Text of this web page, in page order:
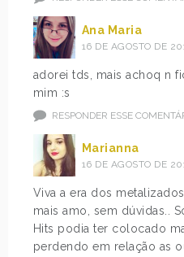
Ana Maria
16 DE AGOSTO DE
adorei tds, mais achoq n
mim :s
RESPONDER ESSE
Marianna
16 DE AGOSTO DE
Viva a era dos
mais amo, sem dúvidas..
Hits podia ter colocado
perdendo em relação as